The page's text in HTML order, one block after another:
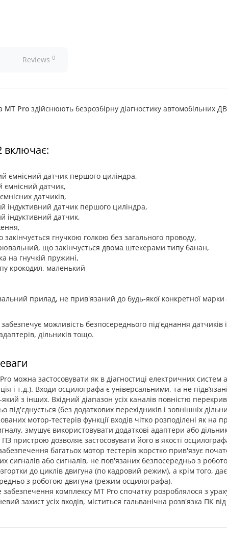
Reviews 0
MT Pro здійснюють безрозбірну діагностику автомобільних
включає:
ємнісний датчик першого циліндра,
ємнісний датчик,
датчиків,
індуктивний датчик першого циліндра,
індуктивний датчик,
гнучкою голкою без загального проводу,
що закінчується двома штекерами типу банан,
на гнучкій пружині,
крокодил, маленький
й прилад, не прив'язаний до будь-якої конкретної
можливість безпосереднього під'єднання датчиків
дільників тощо.
можна застосовувати як в діагностиці електричних
і т.д.). Входи осцилографа є універсальними, та не підв’
з інших. Вхідний діапазон усіх каналів повністю
під'єднується (без додаткових перехідників і зовнішніх
мотор-тестерів функції входів чітко розподілені як
змушує використовувати додаткові адаптери або
ПЗ пристрою дозволяє застосовувати його в якості
багатьох мотор тестерів жорстко прив'язує
сигналів або сигналів, не пов'язаних безпосередньо з
до циклів двигуна (по кадровий режим), а крім того,
з роботою двигуна (режим осцилографа).
комплексу MT Pro спочатку розроблялося з
захист усіх входів, міститься гальванічна розв'язка ПК